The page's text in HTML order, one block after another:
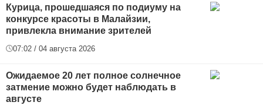
Курица, прошедшаяся по подиуму на
конкурсе красоты в Малайзии,
привлекла внимание зрителей
07:02 / 04 августа 2026
Ожидаемое 20 лет полное солнечное
затмение можно будет наблюдать в
августе